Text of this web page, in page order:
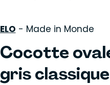
ELO - Made in Monde
Cocotte
gris